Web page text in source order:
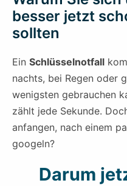
besser jetzt
sollten
Ein Schlüsselnotfall
nachts, bei Regen oder
wenigsten gebrauchen
zählt jede Sekunde.
anfangen, nach einem
googeln?
Darum